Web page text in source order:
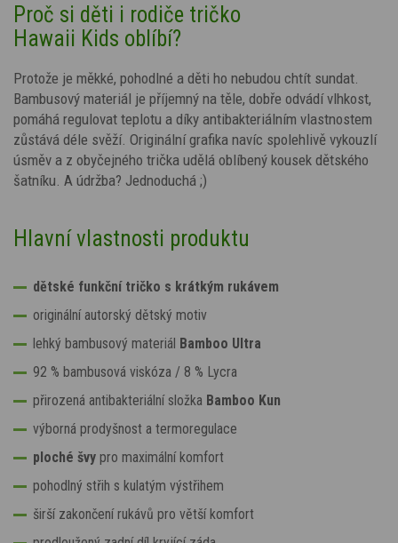
Proč si děti i rodiče tričko
Hawaii Kids oblíbí?
Protože je měkké, pohodlné a děti ho nebudou chtít sundat.
Bambusový materiál je příjemný na těle, dobře odvádí vlhkost,
pomáhá regulovat teplotu a díky antibakteriálním vlastnostem
zůstává déle svěží. Originální grafika navíc spolehlivě vykouzlí
úsměv a z obyčejného trička udělá oblíbený kousek dětského
šatníku. A údržba? Jednoduchá ;)
Hlavní vlastnosti produktu
dětské funkční tričko s krátkým rukávem
originální autorský dětský motiv
lehký bambusový materiál Bamboo Ultra
92 % bambusová viskóza / 8 % Lycra
přirozená antibakteriální složka Bamboo Kun
výborná prodyšnost a termoregulace
ploché švy pro maximální komfort
pohodlný střih s kulatým výstřihem
širší zakončení rukávů pro větší komfort